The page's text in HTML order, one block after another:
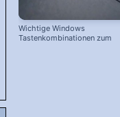
Wichtige Windows
Tastenkombinationen zum